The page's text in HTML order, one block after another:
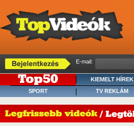
E-mail:
KIEMELT HÍREK
SPORT
TV REKLÁM